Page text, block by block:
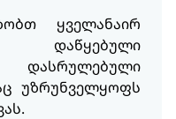
ყველანაირ
დასრულებული
უზრუნველყოფს